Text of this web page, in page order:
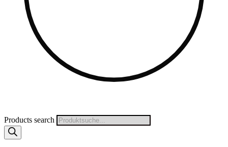
Products search